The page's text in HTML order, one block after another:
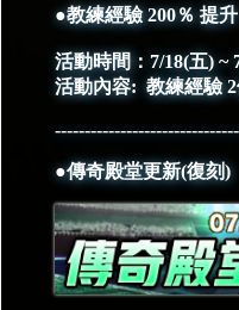
●教練經驗 200％ 提升
活動時間：7/18(五) ~
活動內容: 教練經驗
●傳奇殿堂更新(復刻)